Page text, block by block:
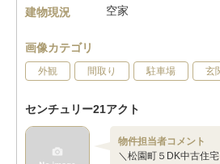
建物現況
空家
画像カテゴリ
外観 間取り 駐車場 玄
センチュリー21アクト
物件担当者コメント
＼松園町５DK中古住